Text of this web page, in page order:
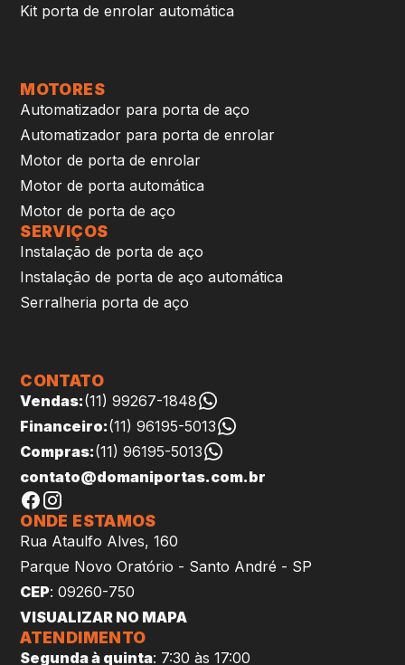
Kit porta de enrolar automática
MOTORES
Automatizador para porta de aço
Automatizador para porta de enrolar
Motor de porta de enrolar
Motor de porta automática
Motor de porta de aço
SERVIÇOS
Instalação de porta de aço
Instalação de porta de aço automática
Serralheria porta de aço
CONTATO
Vendas:(11) 99267-1848
Financeiro:(11) 96195-5013
Compras:(11) 96195-5013
contato@domaniportas.com.br
ONDE ESTAMOS
Rua Ataulfo Alves, 160
Parque Novo Oratório - Santo André - SP
CEP: 09260-750
VISUALIZAR NO MAPA
ATENDIMENTO
Segunda à quinta: 7:30 às 17:00